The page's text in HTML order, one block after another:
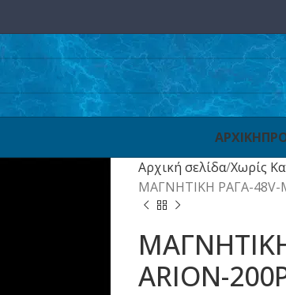
ΑΡΧΙΚΗ
Αρχική σελίδα Χωρίς
ΜΑΓΝΗΤΙΚΗ ΡΑΓΑ-48V-
ARION-